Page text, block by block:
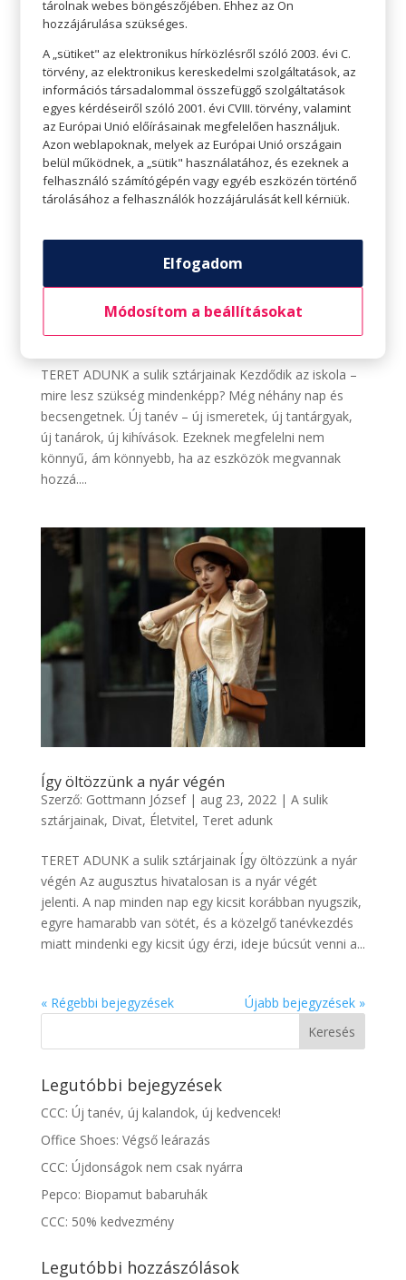
Kezdődik az iskola – mire lesz szükség
Gottmann József| aug 23, 2022|A sulik
sztárjainak,Életvitel,Teret adunk
TERET ADUNK a sulik sztárjainak Kezdődik az iskola –
mire lesz szükség mindenképp? Még néhány nap és
becsengetnek. Új tanév – új ismeretek, új tantárgyak,
új tanárok, új kihívások. Ezeknek megfelelni nem
könnyű, ám könnyebb, ha az eszközök megvannak
hozzá....
Így öltözzünk a nyár végén
Szerző: Gottmann József| aug 23, 2022| A sulik
sztárjainak, Divat, Életvitel, Teret adunk
TERET ADUNK a sulik sztárjainak Így öltözzünk a nyár
végén Az augusztus hivatalosan is a nyár végét
jelenti. A nap minden nap egy kicsit korábban nyugszik,
egyre hamarabb van sötét, és a közelgő tanévkezdés
miatt mindenki egy kicsit úgy érzi, ideje búcsút venni a...
« Régebbi bejegyzések Újabb bejegyzések »
Legutóbbi bejegyzések
CCC: Új tanév, új kalandok, új kedvencek!
Office Shoes: Végső leárazás
CCC: Újdonságok nem csak nyárra
Pepco: Biopamut babaruhák
CCC: 50% kedvezmény
Legutóbbi hozzászólások
tárolnak webes böngészőjében. Ehhez az Ön
hozzájárulása szükséges.
A „sütiket" az elektronikus hírközlésről szóló 2003. évi C.
törvény, az elektronikus kereskedelmi szolgáltatások, az
információs társadalommal összefüggő szolgáltatások
egyes kérdéseiről szóló 2001. évi CVIII. törvény, valamint
az Európai Unió előírásainak megfelelően használjuk.
Azon weblapoknak, melyek az Európai Unió országain
belül működnek, a „sütik" használatához, és ezeknek a
felhasználó számítógépén vagy egyéb eszközén történő
tárolásához a felhasználók hozzájárulását kell kérniük.
Elfogadom
Módosítom a beállításokat